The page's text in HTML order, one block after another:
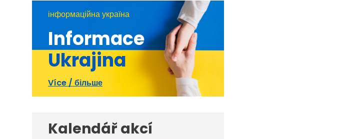
інформаційна україна
Informace
Ukrajina
Více / більше
Kalendář akcí